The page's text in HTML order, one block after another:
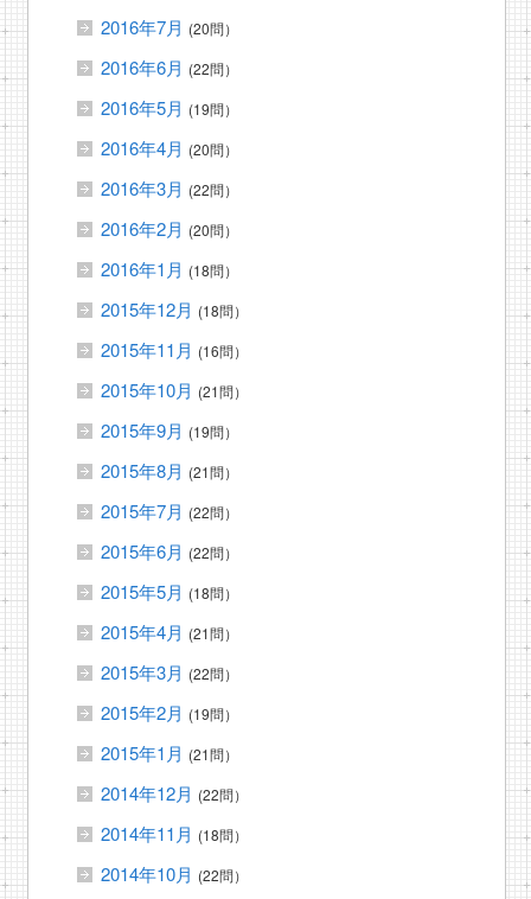
2016年7月 (20問）
2016年6月 (22問）
2016年5月 (19問）
2016年4月 (20問）
2016年3月 (22問）
2016年2月 (20問）
2016年1月 (18問）
2015年12月 (18問）
2015年11月 (16問）
2015年10月 (21問）
2015年9月 (19問）
2015年8月 (21問）
2015年7月 (22問）
2015年6月 (22問）
2015年5月 (18問）
2015年4月 (21問）
2015年3月 (22問）
2015年2月 (19問）
2015年1月 (21問）
2014年12月 (22問）
2014年11月 (18問）
2014年10月 (22問）